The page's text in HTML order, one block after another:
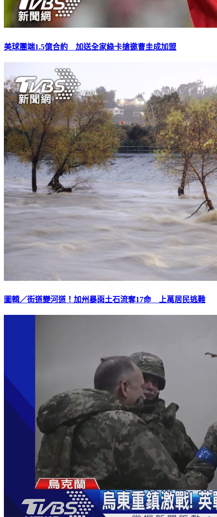
美球團端1.5億合約 加送全家綠卡搶邀曹圭成加盟
圖輯／街道變河道！加州暴雨土石流奪17命 上萬居民逃難